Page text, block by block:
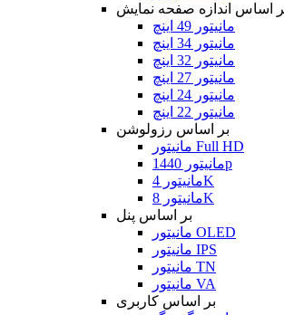
اساس اندازه صفحه نمایش
مانیتور 49 اینچ
مانیتور 34 اینچ
مانیتور 32 اینچ
مانیتور 27 اینچ
مانیتور 24 اینچ
مانیتور 22 اینچ
بر اساس رزولوشن
مانیتور Full HD
مانیتور 1440p
مانیتور 4K
مانیتور 8K
بر اساس پنل
مانیتور OLED
مانیتور IPS
مانیتور TN
مانیتور VA
بر اساس کاربری